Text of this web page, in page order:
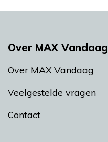
Over MAX Vandaag
Over MAX Vandaag
Veelgestelde vragen
Contact